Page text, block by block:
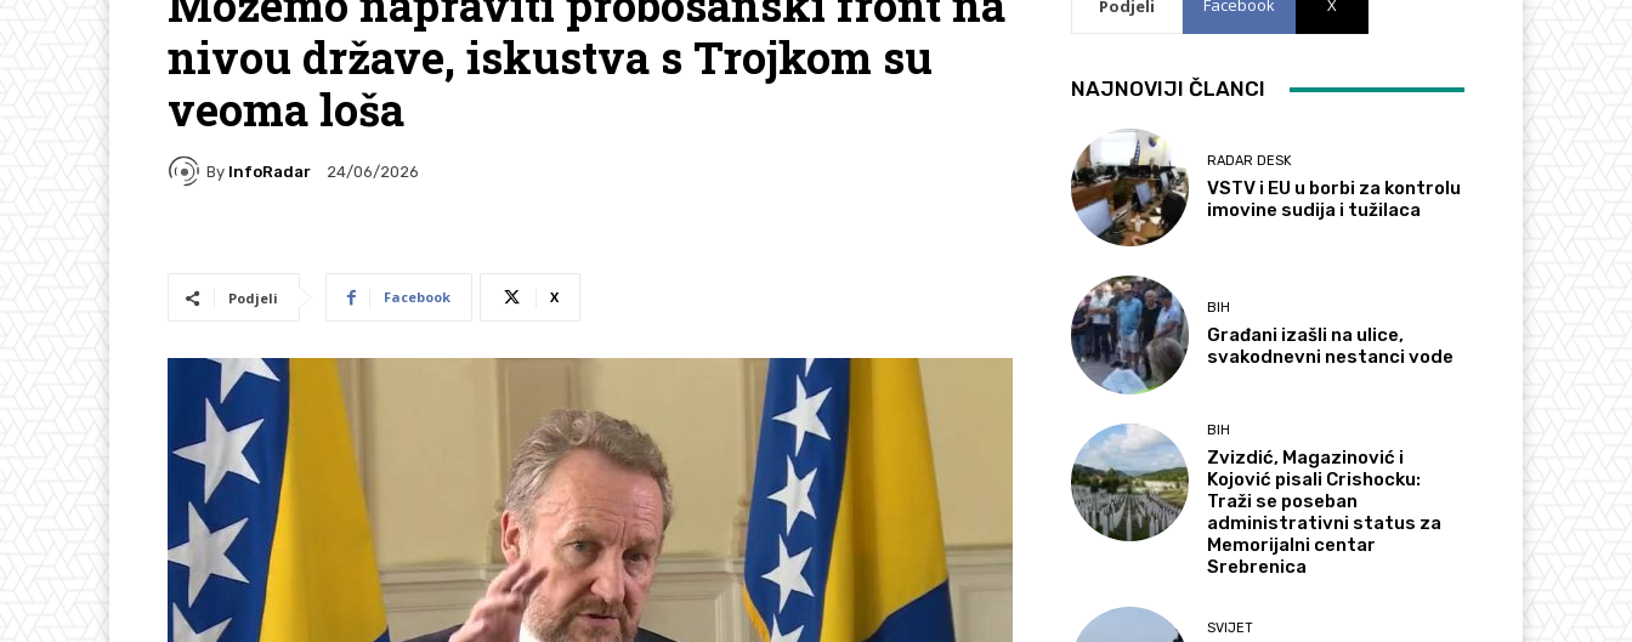
nivou države, iskustva s Trojkom su
veoma loša
By InfoRadar 24/06/2026
Podjeli Facebook X
Podjeli Facebook X
NAJNOVIJI ČLANCI
RADAR DESK
VSTV i EU u borbi za kontrolu
imovine sudija i tužilaca
BIH
Građani izašli na ulice,
svakodnevni nestanci vode
BIH
Zvizdić, Magazinović i
Kojović pisali Crishocku:
Traži se poseban
administrativni status za
Memorijalni centar
Srebrenica
SVIJET